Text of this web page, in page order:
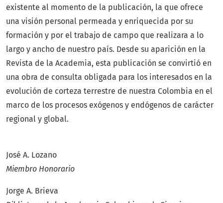
existente al momento de la publicación, la que ofrece
una visión personal permeada y enriquecida por su
formación y por el trabajo de campo que realizara a lo
largo y ancho de nuestro país. Desde su aparición en la
Revista de la Academia, esta publicación se convirtió en
una obra de consulta obligada para los interesados en la
evolución de corteza terrestre de nuestra Colombia en el
marco de los procesos exógenos y endógenos de carácter
regional y global.
José A. Lozano
Miembro Honorario
Jorge A. Brieva